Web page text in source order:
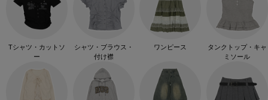
Tシャツ・カットソ
ー
シャツ・ブラウス・
付け襟
ワンピース
タンクトップ・キャ
ミソール